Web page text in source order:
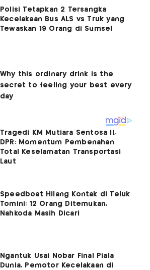
Polisi Tetapkan 2 Tersangka
Kecelakaan Bus ALS vs Truk yang
Tewaskan 19 Orang di Sumsel
Tragedi KM Mutiara Sentosa II,
DPR: Momentum Pembenahan
Total Keselamatan Transportasi
Laut
Speedboat Hilang Kontak di Teluk
Tomini: 12 Orang Ditemukan,
Nahkoda Masih Dicari
Ngantuk Usai Nobar Final Piala
Dunia, Pemotor Kecelakaan di